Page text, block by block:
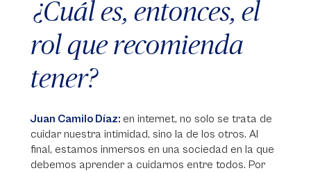
¿Cuál es, entonces, el
rol que recomienda
tener?
Juan Camilo Díaz: en internet, no solo se trata de
cuidar nuestra intimidad, sino la de los otros. Al
final, estamos inmersos en una sociedad en la que
debemos aprender a cuidarnos entre todos. Por